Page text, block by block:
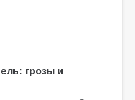
грозы и